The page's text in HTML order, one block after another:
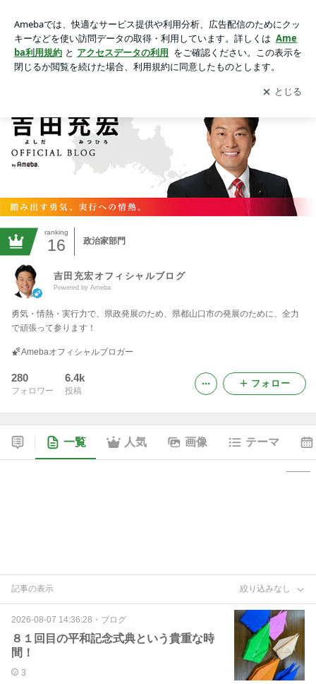
アプリをダウンロードして ブログの更新通知
を受け取りまし
ょう。
開く
ranking
16 政治家部門
吉田充宏オフィシャルブログ
Powered by Ameba
勇気・情熱・実行力で、県政発展のため、県都山口市の発展のために、全力
で頑張って参ります！
Amebaオフィシャルブロガー
280
フォロワー
6.4k
投稿
フォロー
一覧 人気 画像 テーマ
記事の表示 絞り込みなし
2026-08-07 14:36:28 ・ ブログ
８１回目の平和記念式典という貴重な時
間！
3